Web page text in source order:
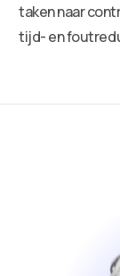
taken naar
tijd- en